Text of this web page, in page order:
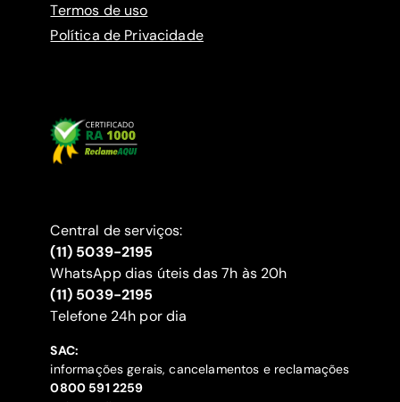
Termos de uso
Política de Privacidade
Central de serviços:
(11) 5039-2195
WhatsApp dias úteis das 7h às 20h
(11) 5039-2195
‍Telefone 24h por dia
SAC:
informações gerais, cancelamentos e reclamações
‍0800 591 2259